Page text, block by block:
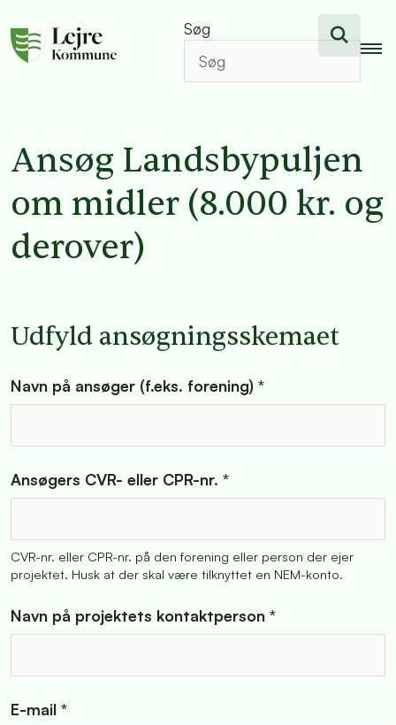
Søg
Ansøg Landsbypuljen
om midler (8.000 kr. og
derover)
Udfyld ansøgningsskemaet
Navn på ansøger (f.eks. forening) *
Ansøgers CVR- eller CPR-nr. *
CVR-nr. eller CPR-nr. på den forening eller person der ejer
projektet. Husk at der skal være tilknyttet en NEM-konto.
Navn på projektets kontaktperson *
E-mail *